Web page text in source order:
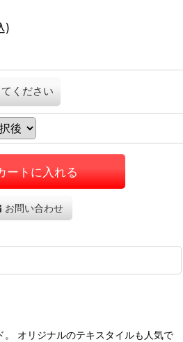
)
ください
ートに入れる
お問い合わせ
。 オリジナルのテキスタイルも人気で